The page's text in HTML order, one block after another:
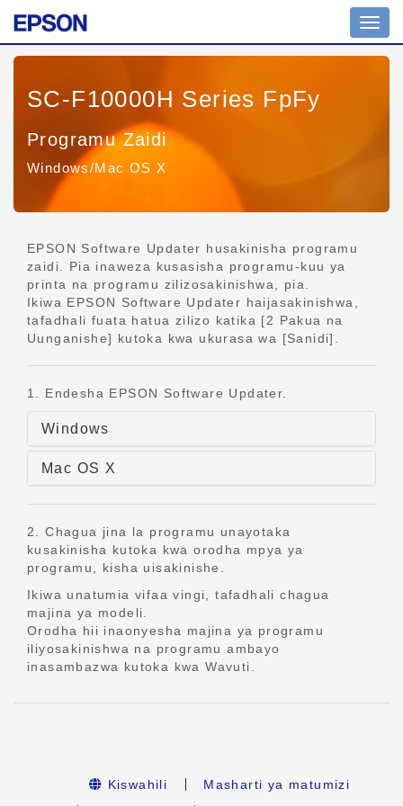
wa
tuglu
SC-F10000H Series FpFy
Programu Zaidi
Windows/Mac OS X
EPSON Software Updater husakinisha programu
zaidi. Pia inaweza kusasisha programu-kuu ya
printa na programu zilizosakinishwa, pia.
Ikiwa EPSON Software Updater haijasakinishwa,
tafadhali fuata hatua zilizo katika [2 Pakua na
Uunganishe] kutoka kwa ukurasa wa [Sanidi].
1. Endesha EPSON Software Updater.
Windows
Mac OS X
2. Chagua jina la programu unayotaka
kusakinisha kutoka kwa orodha mpya ya
programu, kisha uisakinishe.
Ikiwa unatumia vifaa vingi, tafadhali chagua
majina ya modeli.
Orodha hii inaonyesha majina ya programu
iliyosakinishwa na programu ambayo
inasambazwa kutoka kwa Wavuti.
Kiswahili
Masharti ya matumizi